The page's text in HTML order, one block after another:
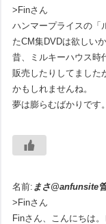
>Finさん
ハンマープライスの「
たCM集DVDは欲しいか
昔、ミルキーハウス時
販売したりしてました
かもしれませんね。
夢は膨らむばかりです。
名前: まさ@anfunsite
>Finさん
Finさん、こんにちは